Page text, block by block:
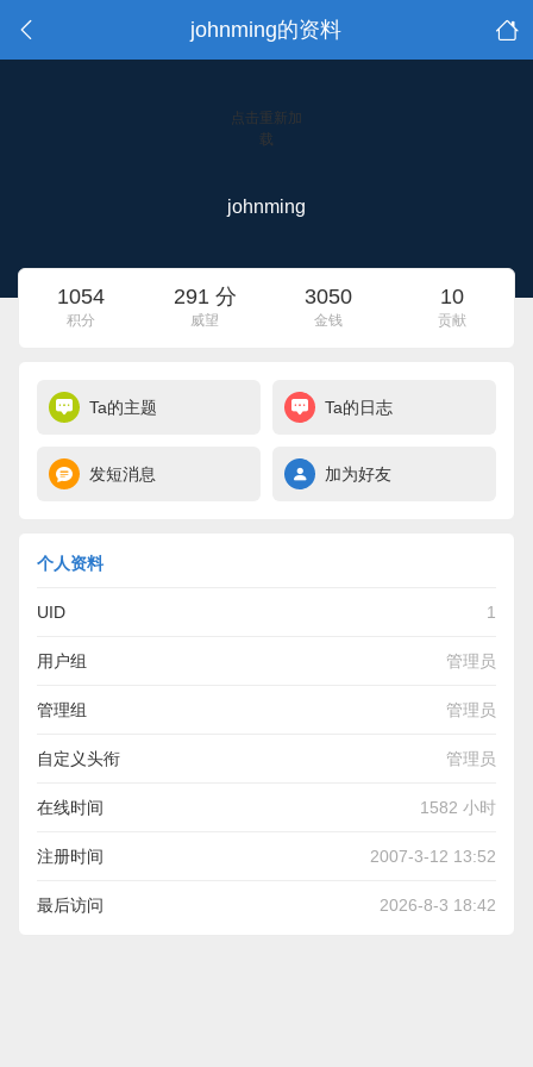
johnming的资料
点击重新加
载
johnming
1054
积分
291 分
威望
3050
金钱
10
贡献
Ta的主题 Ta的日志
发短消息 加为好友
个人资料
UID 1
用户组 管理员
管理组 管理员
自定义头衔 管理员
在线时间 1582 小时
注册时间 2007-3-12 13:52
最后访问 2026-8-3 18:42